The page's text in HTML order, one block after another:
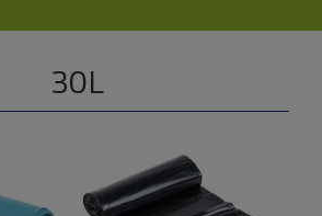
30L